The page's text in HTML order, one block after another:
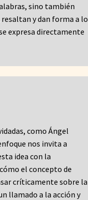
sino también
y dan forma a lo
expresa directamente
como Ángel
nos invita a
idea con la
el concepto de
críticamente sobre la
llamado a la acción y